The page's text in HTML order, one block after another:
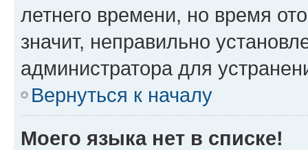
летнего времени, но время
значит, неправильно
администратора для
Вернуться к началу
Моего языка нет в списке!